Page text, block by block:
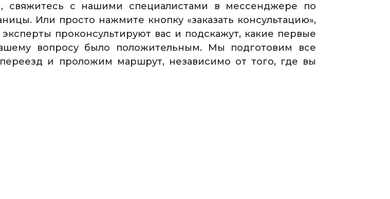
свяжитесь с нашими специалистами в мессенджере по
Или просто нажмите кнопку «заказать консультацию»,
проконсультируют вас и подскажут, какие первые
вопросу было положительным. Мы подготовим все
и проложим маршрут, независимо от того, где вы